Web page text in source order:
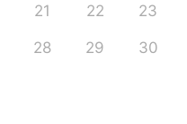
21 22 23
28 29 30